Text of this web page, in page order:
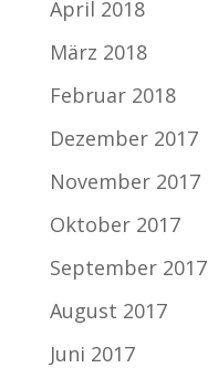
April 2018
März 2018
Februar 2018
Dezember 2017
November 2017
Oktober 2017
September 2017
August 2017
Juni 2017